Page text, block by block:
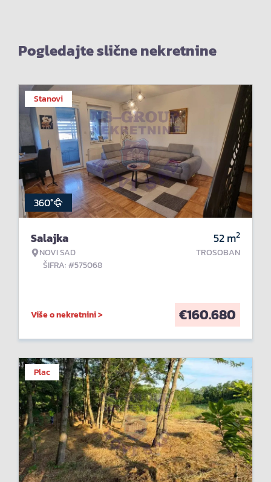
Pogledajte slične nekretnine
Stanovi
360°
Salajka
NOVI SAD
ŠIFRA: #575068
52m2
TROSOBAN
Više o nekretnini > €160.680
Plac